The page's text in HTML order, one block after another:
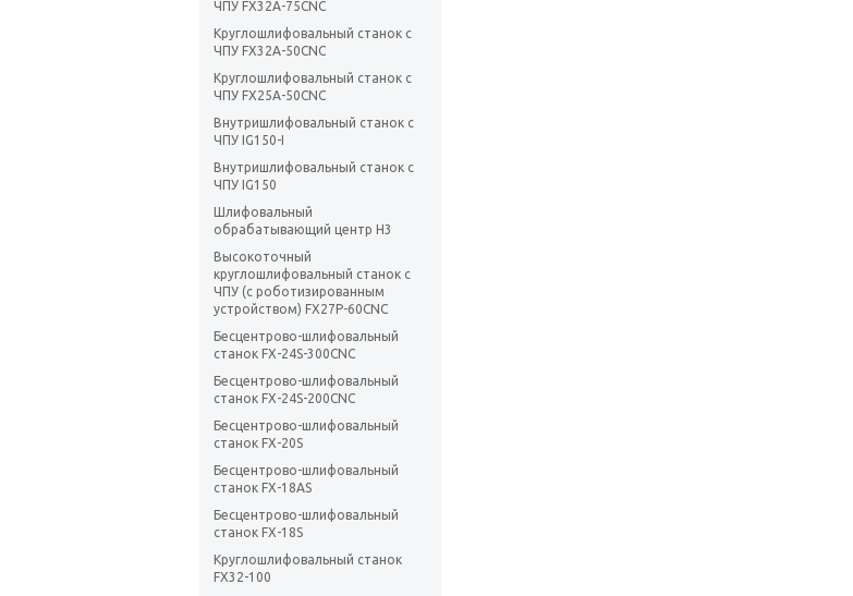
ЧПУ FX32A-75CNC
Круглошлифовальный станок с
ЧПУ FX32A-50CNC
Круглошлифовальный станок с
ЧПУ FX25A-50CNC
Внутришлифовальный станок с
ЧПУ IG150-I
Внутришлифовальный станок с
ЧПУ IG150
Шлифовальный
обрабатывающий центр H3
Высокоточный
круглошлифовальный станок с
ЧПУ (с роботизированным
устройством) FX27P-60CNC
Бесцентрово-шлифовальный
станок FX-24S-300CNC
Бесцентрово-шлифовальный
станок FX-24S-200CNC
Бесцентрово-шлифовальный
станок FX-20S
Бесцентрово-шлифовальный
станок FX-18AS
Бесцентрово-шлифовальный
станок FX-18S
Круглошлифовальный станок
FX32-100